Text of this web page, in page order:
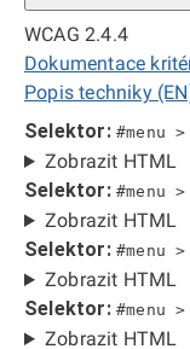
WCAG 2.4.4
Dokumentace
Popis techniky
Selektor:
Zobrazit HTML
Selektor:
Zobrazit HTML
Selektor:
Zobrazit HTML
Selektor:
Zobrazit HTML